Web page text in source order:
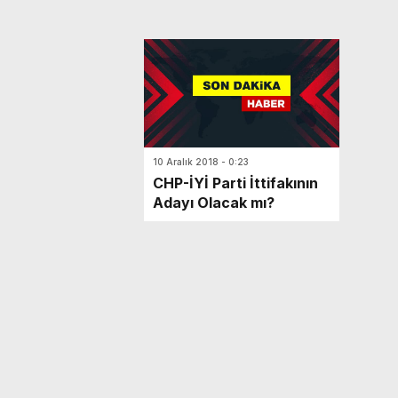
10 Aralık 2018 - 0:23
CHP-İYİ Parti İttifakının
Adayı Olacak mı?